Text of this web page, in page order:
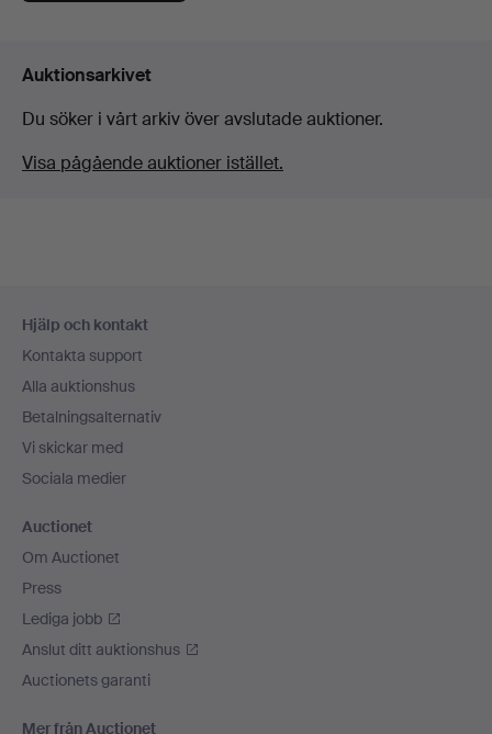
Auktionsarkivet
Du söker i vårt arkiv över avslutade auktioner.
Visa pågående auktioner istället.
Hjälp och kontakt
Kontakta support
Alla auktionshus
Betalningsalternativ
Vi skickar med
Sociala medier
Auctionet
Om Auctionet
Press
Lediga jobb
Anslut ditt auktionshus
Auctionets garanti
Mer från Auctionet